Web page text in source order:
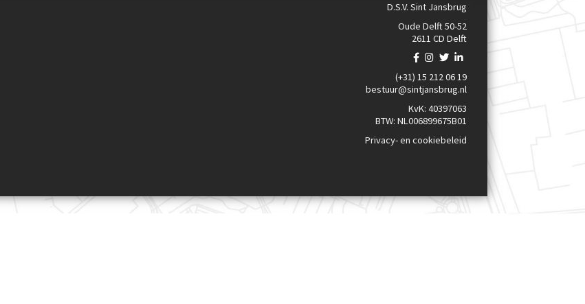
D.S.V. Sint Jansbrug
Oude Delft 50-52
2611 CD Delft
(+31) 15 212 06 19
bestuur@sintjansbrug.nl
KvK: 40397063
BTW: NL006899675B01
Privacy- en cookiebeleid